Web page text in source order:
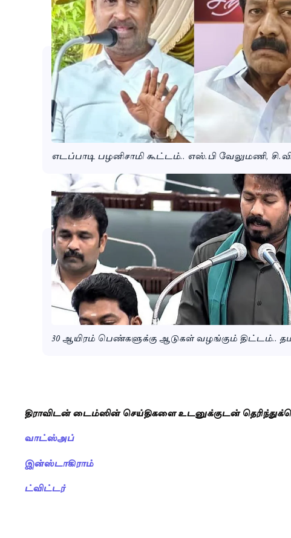
எடப்பாடி பழனிசாமி கூட்டம்.. எஸ்.பி வேலுமணி,
30 ஆயிரம் பெண்களுக்கு ஆடுகள் வழங்கும் திட்டம்..
திராவிடன் டைம்ஸின் செய்திகளை உடனுக்குடன்
வாட்ஸ்அப்
இன்ஸ்டாகிராம்
ட்விட்டர்